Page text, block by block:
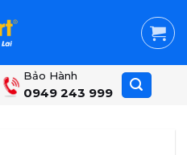
Bảo Hành
0949 243 999